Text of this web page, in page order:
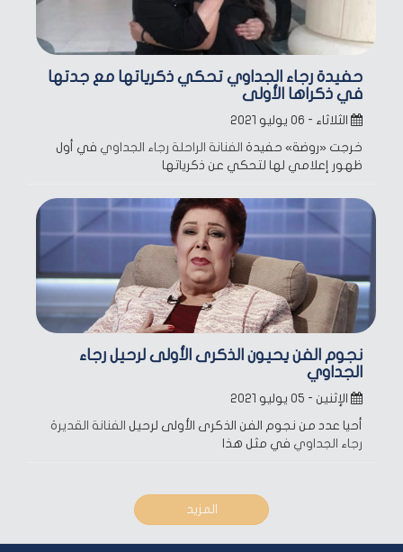
حفيدة رجاء الجداوي تحكي ذكرياتها مع جدتها
في ذكراها الأولى
الثلاثاء - ٠٦ يوليو ٢٠٢١
خرجت «روضة» حفيدة الفنانة الراحلة رجاء الجداوي في أول
ظهور إعلامي لها لتحكي عن ذكرياتها
نجوم الفن يحيون الذكرى الأولى لرحيل رجاء
الجداوي
الإثنين - ٠٥ يوليو ٢٠٢١
أحيا عدد من نجوم الفن الذكرى الأولى لرحيل الفنانة القديرة
رجاء الجداوي في مثل هذا
المزيد